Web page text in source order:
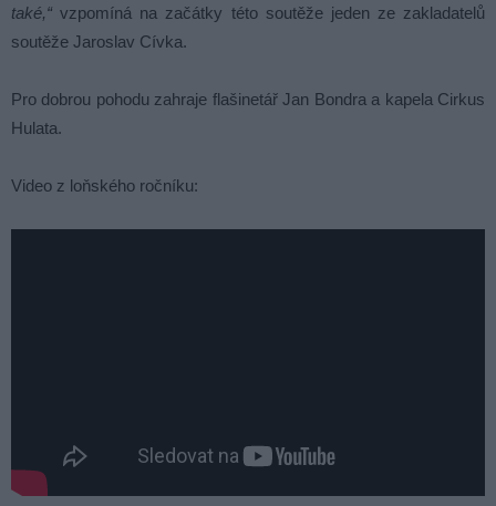
také,“ vzpomíná na začátky této soutěže jeden ze zakladatelů
soutěže Jaroslav Cívka.
Pro dobrou pohodu zahraje flašinetář Jan Bondra a kapela Cirkus
Hulata.
Video z loňského ročníku: